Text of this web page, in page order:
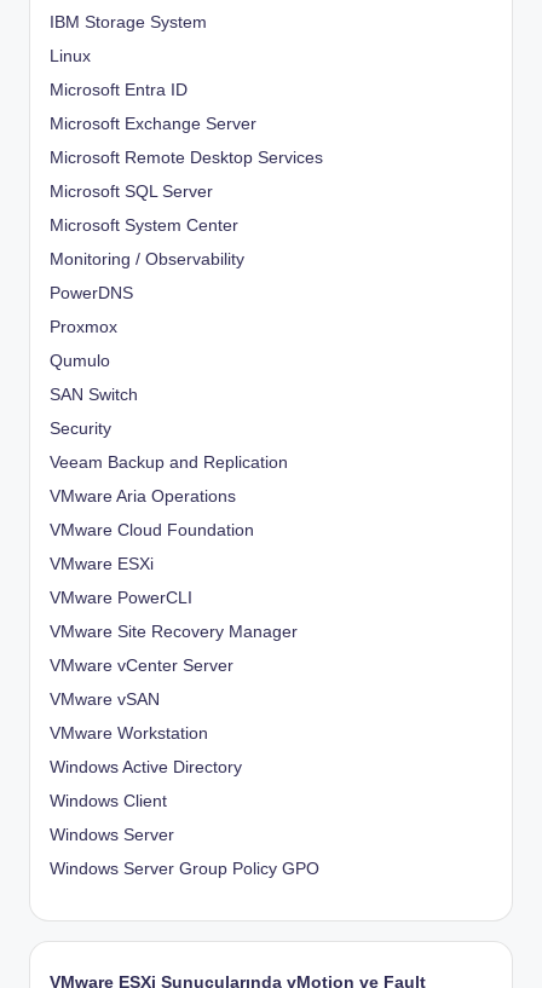
IBM Storage System
Linux
Microsoft Entra ID
Microsoft Exchange Server
Microsoft Remote Desktop Services
Microsoft SQL Server
Microsoft System Center
Monitoring / Observability
PowerDNS
Proxmox
Qumulo
SAN Switch
Security
Veeam Backup and Replication
VMware Aria Operations
VMware Cloud Foundation
VMware ESXi
VMware PowerCLI
VMware Site Recovery Manager
VMware vCenter Server
VMware vSAN
VMware Workstation
Windows Active Directory
Windows Client
Windows Server
Windows Server Group Policy GPO
VMware ESXi Sunucularında vMotion ve Fault